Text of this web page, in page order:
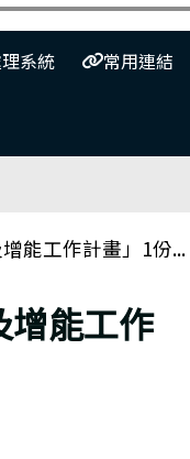
系統 常用連結
能工作計畫」1份...
增能工作